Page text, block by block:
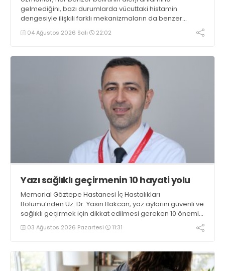
gelmediğini, bazı durumlarda vücuttaki histamin
dengesiyle ilişkili farklı mekanizmaların da benzer
yakınmalara yol açabileceğini belirtiyor
04 Ağustos 2026 Salı 22:02
Yazı sağlıklı geçirmenin 10 hayati yolu
Memorial Göztepe Hastanesi İç Hastalıkları
Bölümü’nden Uz. Dr. Yasin Bakcan, yaz aylarını güvenli ve
sağlıklı geçirmek için dikkat edilmesi gereken 10 önemli
öneriyi sıraladı
03 Ağustos 2026 Pazartesi 11:31